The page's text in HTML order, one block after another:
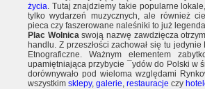
życia. Tutaj znajdziemy takie popularne
tylko wydarzeń muzycznych, ale również
pieca czy faszerowane naleśniki to już
Plac Wolnicaswoją nazwę zawdzięcza
handlu. Z przeszłości zachował się tu
Etnograficzne. Ważnym elementem
upamiętniająca przybycie ¯ydów do Polski w
dorównywało pod wieloma względami
wszystkim sklepy, galerie, restauracje czy